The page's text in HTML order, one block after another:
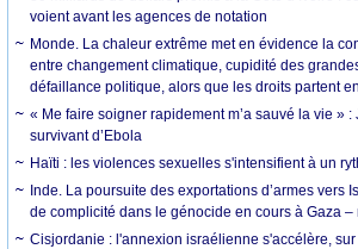
voient avant les agences de notation
Monde. La chaleur extrême met en évidence la
entre changement climatique, cupidité des
défaillance politique, alors que les droits partent
« Me faire soigner rapidement m’a sauvé la vie »
survivant d’Ebola
Haïti : les violences sexuelles s'intensifient à un
Inde. La poursuite des exportations d’armes vers
de complicité dans le génocide en cours à Gaza
Cisjordanie : l'annexion israélienne s'accélère,